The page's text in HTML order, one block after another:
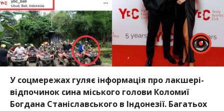
У соцмережах гуляє інформація про лакшері-
відпочинок сина міського голови Коломиї
Богдана Станіславського в Індонезії. Багатьох